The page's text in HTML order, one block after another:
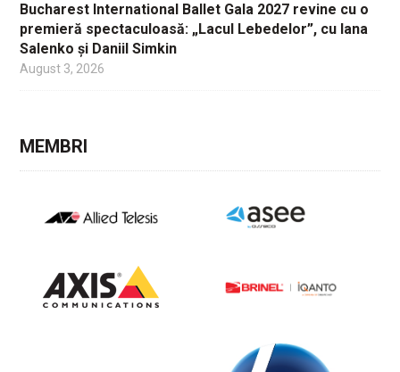
Bucharest International Ballet Gala 2027 revine cu o
premieră spectaculoasă: „Lacul Lebedelor”, cu Iana
Salenko și Daniil Simkin
August 3, 2026
MEMBRI